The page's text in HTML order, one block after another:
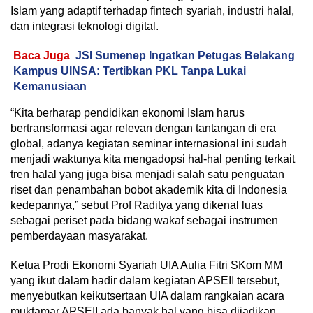
Islam yang adaptif terhadap fintech syariah, industri halal,
dan integrasi teknologi digital.
Baca Juga JSI Sumenep Ingatkan Petugas Belakang
Kampus UINSA: Tertibkan PKL Tanpa Lukai
Kemanusiaan
“Kita berharap pendidikan ekonomi Islam harus
bertransformasi agar relevan dengan tantangan di era
global, adanya kegiatan seminar internasional ini sudah
menjadi waktunya kita mengadopsi hal-hal penting terkait
tren halal yang juga bisa menjadi salah satu penguatan
riset dan penambahan bobot akademik kita di Indonesia
kedepannya,” sebut Prof Raditya yang dikenal luas
sebagai periset pada bidang wakaf sebagai instrumen
pemberdayaan masyarakat.
Ketua Prodi Ekonomi Syariah UIA Aulia Fitri SKom MM
yang ikut dalam hadir dalam kegiatan APSEII tersebut,
menyebutkan keikutsertaan UIA dalam rangkaian acara